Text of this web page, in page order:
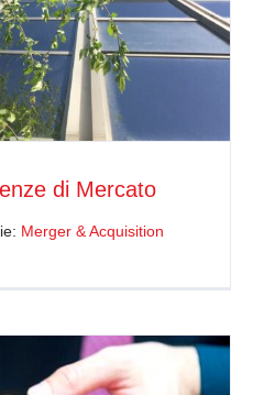
di Mercato
Merger & Acquisition